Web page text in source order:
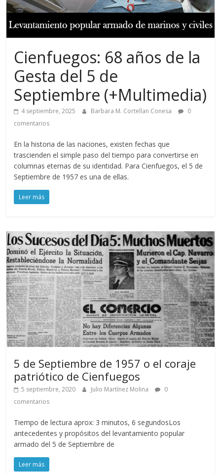
Cienfuegos: 68 años de la
Gesta del 5 de
Septiembre (+Multimedia)
4 septiembre, 2025 Barbara M. Cortellan Conesa
0
comentarios
En la historia de las naciones, existen fechas que
trascienden el simple paso del tiempo para convertirse en
columnas eternas de su identidad. Para Cienfuegos, el 5 de
Septiembre de 1957 es una de ellas.
Leer más
5 de Septiembre de 1957 o el coraje
patriótico de Cienfuegos
5 septiembre, 2020 Julio Martínez Molina
0
comentarios
Tiempo de lectura aprox: 3 minutos, 6 segundosLos
antecedentes y propósitos del levantamiento popular
armado del 5 de Septiembre de
Leer más